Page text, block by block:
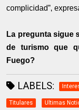
complicidad”,
La pregunta sigue
de turismo que
Fuego?
LABELS:
Titulares Ultimas